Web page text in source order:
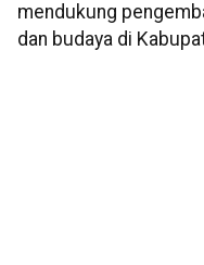
mendukung
dan budaya di